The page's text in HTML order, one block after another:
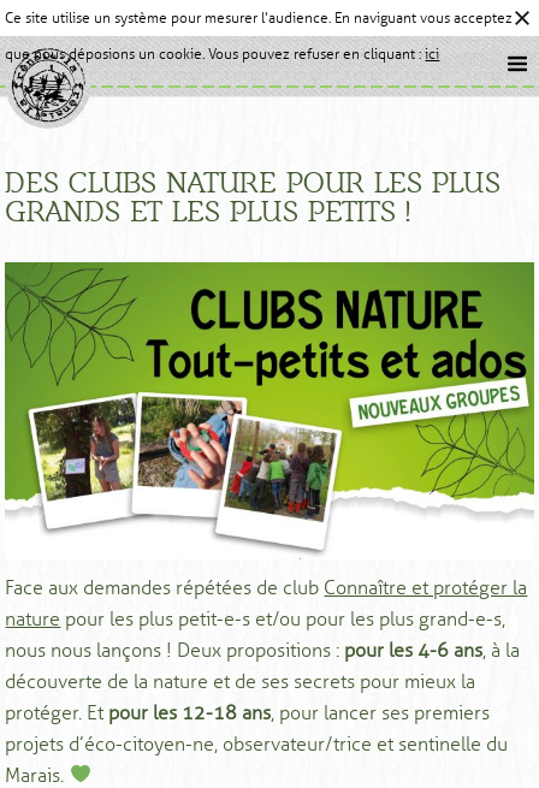
Ce site utilise un système pour mesurer l'audience. En naviguant vous acceptez
que nous déposions un cookie. Vous pouvez refuser en cliquant :ici
DES CLUBS NATURE POUR LES PLUS
GRANDS ET LES PLUS PETITS !
Face aux demandes répétées de club Connaître et protéger la
nature pour les plus petit-e-s et/ou pour les plus grand-e-s,
nous nous lançons ! Deux propositions : pour les 4-6 ans , à la
découverte de la nature et de ses secrets pour mieux la
protéger. Et pour les 12-18 ans , pour lancer ses premiers
projets d’éco-citoyen-ne, observateur/trice et sentinelle du
Marais.